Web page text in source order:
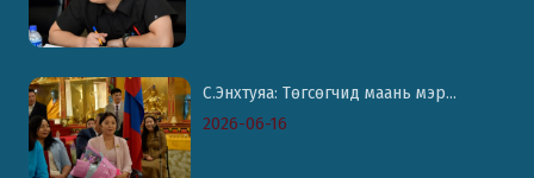
С.Энхтуяа: Төгсөгчид маань мэр...
2026-06-16